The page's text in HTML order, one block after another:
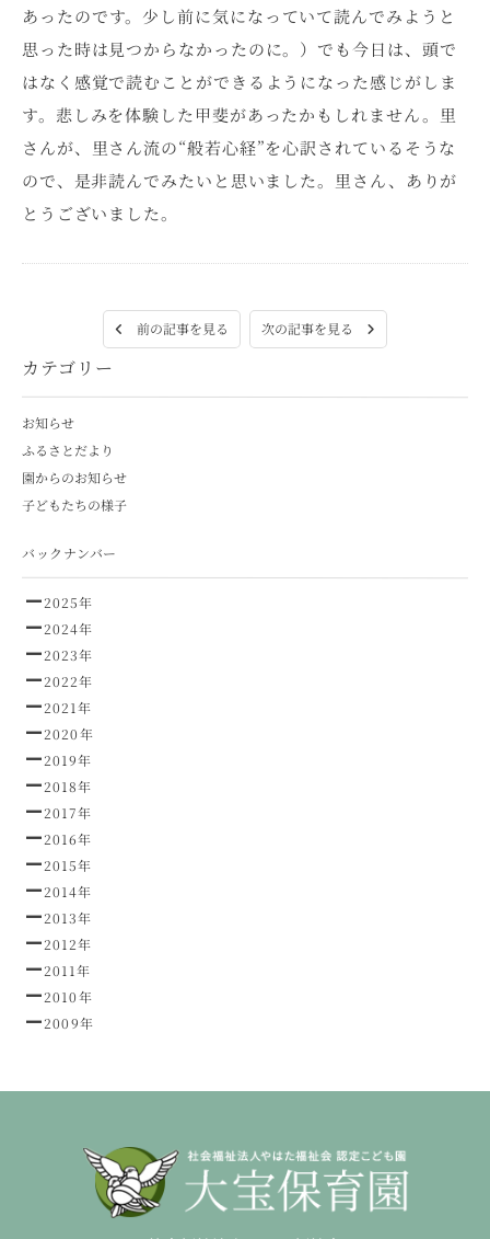
カテゴリー
お知らせ
ふるさとだより
園からのお知らせ
子どもたちの様子
バックナンバー
2025年
2024年
2023年
2022年
2021年
2020年
2019年
2018年
2017年
2016年
2015年
2014年
2013年
2012年
2011年
2010年
2009年
あったのです。少し前に気になっていて読んでみようと
思った時は見つからなかったのに。）でも今日は、頭で
はなく感覚で読むことができるようになった感じがしま
す。悲しみを体験した甲斐があったかもしれません。里
さんが、里さん流の“般若心経”を心訳されているそうな
ので、是非読んでみたいと思いました。里さん、ありが
とうございました。
前の記事を見る 次の記事を見る